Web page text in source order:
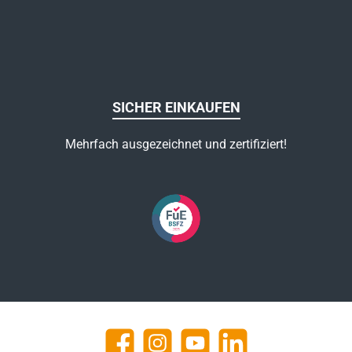
SICHER EINKAUFEN
Mehrfach ausgezeichnet und zertifiziert!